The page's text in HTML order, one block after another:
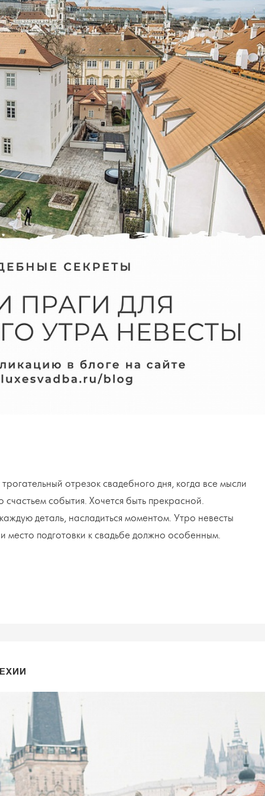
отрезок свадебного дня, когда все мысли
события. Хочется быть прекрасной.
деталь, насладиться моментом. Утро невесты
подготовки к свадьбе должно особенным.